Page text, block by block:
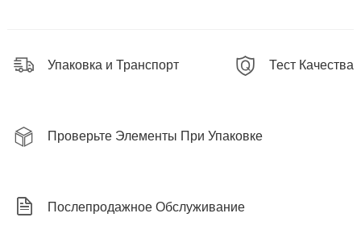
Упаковка и Транспорт Тест Качества
Проверьте Элементы При Упаковке
Послепродажное Обслуживание